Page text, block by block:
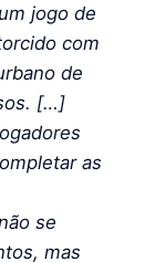
jogo de
com
de
[…]
as
se
mas